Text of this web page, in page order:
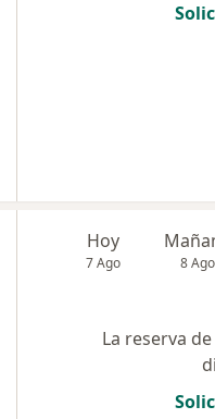
Hoy
7 Ago 8 Ago
La reserva